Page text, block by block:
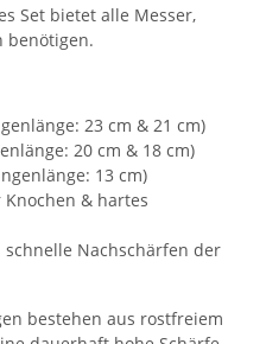
Set bietet alle Messer,
benötigen.
23 cm & 21 cm)
20 cm & 18 cm)
13 cm)
& hartes
schnelle Nachschärfen der
bestehen aus rostfreiem